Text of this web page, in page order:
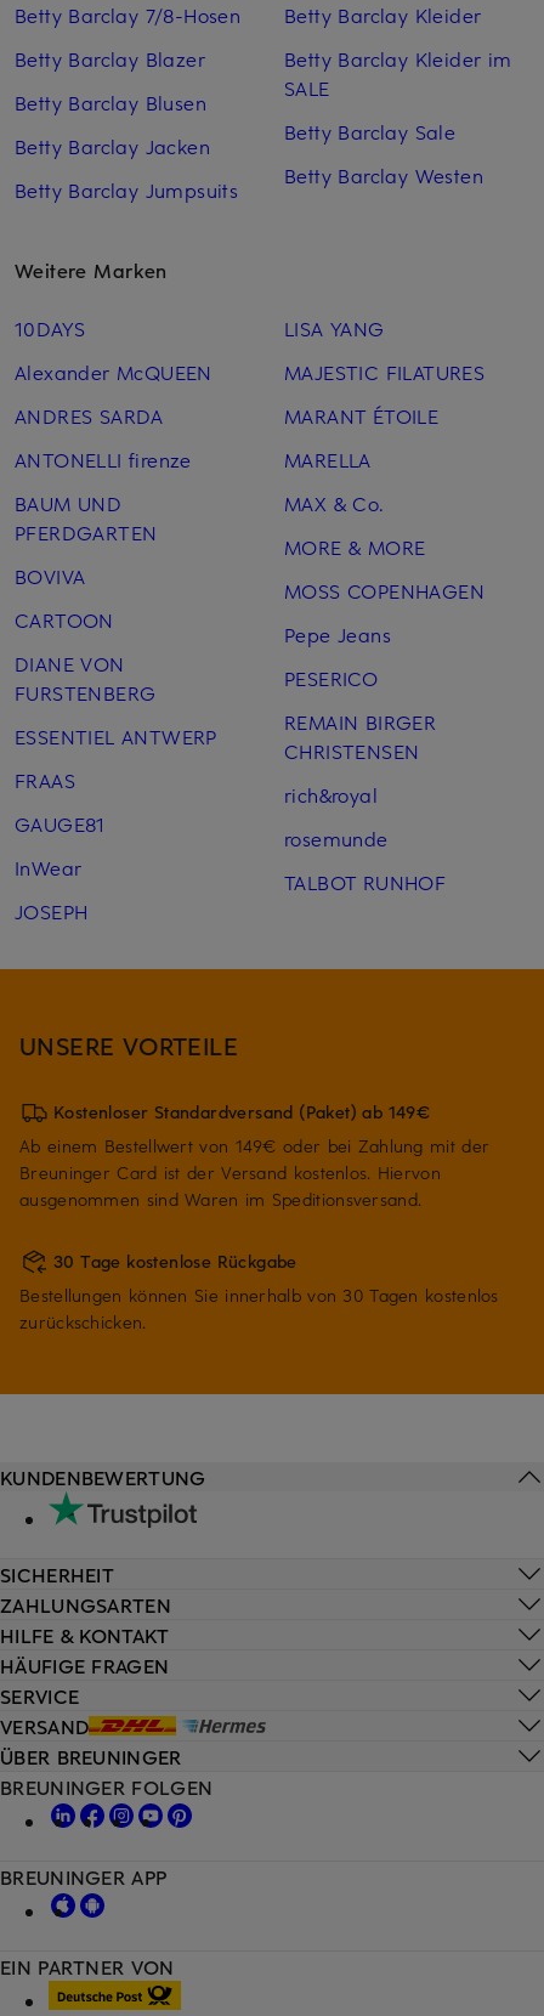
Betty Barclay 7/8-Hosen
Betty Barclay Blazer
Betty Barclay Blusen
Betty Barclay Jacken
Betty Barclay Jumpsuits
Betty Barclay Kleider
Betty Barclay Kleider im
SALE
Betty Barclay Sale
Betty Barclay Westen
Weitere Marken
10DAYS
Alexander McQUEEN
ANDRES SARDA
ANTONELLI firenze
BAUM UND
PFERDGARTEN
BOVIVA
CARTOON
DIANE VON
FURSTENBERG
ESSENTIEL ANTWERP
FRAAS
GAUGE81
InWear
JOSEPH
LISA YANG
MAJESTIC FILATURES
MARANT ÉTOILE
MARELLA
MAX & Co.
MORE & MORE
MOSS COPENHAGEN
Pepe Jeans
PESERICO
REMAIN BIRGER
CHRISTENSEN
rich&royal
rosemunde
TALBOT RUNHOF
UNSERE VORTEILE
Kostenloser Standardversand (Paket) ab 149€
Ab einem Bestellwert von 149€ oder bei Zahlung mit der
Breuninger Card ist der Versand kostenlos. Hiervon
ausgenommen sind Waren im Speditionsversand.
30 Tage kostenlose Rückgabe
Bestellungen können Sie innerhalb von 30 Tagen kostenlos
zurückschicken.
HILFE & KONTAKT
HÄUFIGE FRAGEN
SERVICE
VERSAND
KUNDENBEWERTUNG
SICHERHEIT
ZAHLUNGSARTEN
ÜBER BREUNINGER
EIN PARTNER VON
BREUNINGER FOLGEN
BREUNINGER APP